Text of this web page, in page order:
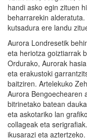
handi asko egin zituen
beharrarekin
kutsadura ere landu
Aurora Londresetik
eta heriotza goiztiarrak
Ordurako, Aurorak
eta erakustoki
baitziren. Artelekuko
Aurora Bengoechearen
bitrinetako batean
eta askotariko lan
collageak eta
ikusarazi eta aztertzeko.